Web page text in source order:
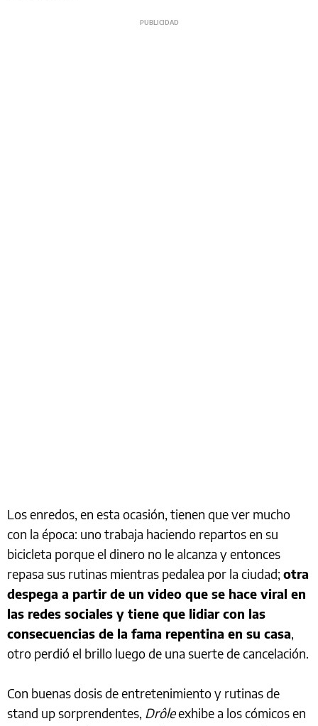
Los enredos, en esta ocasión, tienen que ver mucho
con la época: uno trabaja haciendo repartos en su
bicicleta porque el dinero no le alcanza y entonces
repasa sus rutinas mientras pedalea por la ciudad; otra
despega a partir de un video que se hace viral en
las redes sociales y tiene que lidiar con las
consecuencias de la fama repentina en su casa,
otro perdió el brillo luego de una suerte de cancelación.
Con buenas dosis de entretenimiento y rutinas de
stand up sorprendentes, Drôleexhibe a los cómicos en